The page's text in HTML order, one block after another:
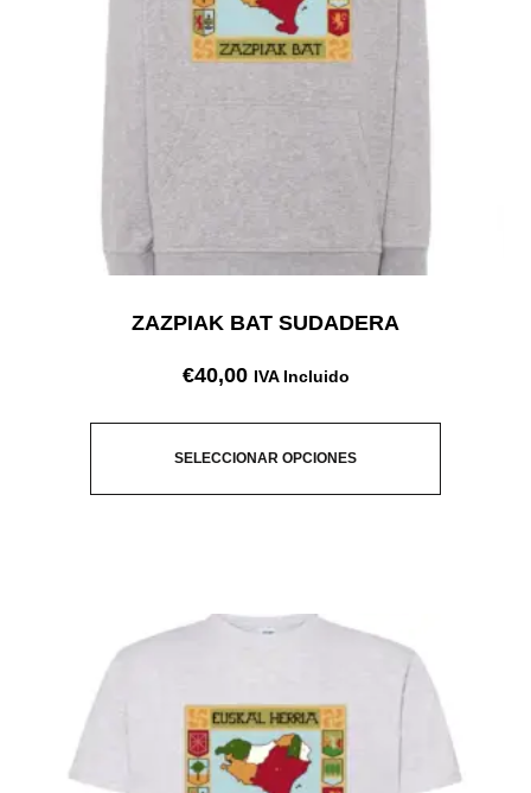
ZAZPIAK BAT SUDADERA
€40,00 IVA Incluido
SELECCIONAR OPCIONES